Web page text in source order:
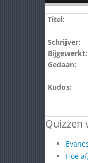
Titel:
Schrijver:
Bijgewerkt:
Gedaan:
Kudos:
Quizzen
Hoe